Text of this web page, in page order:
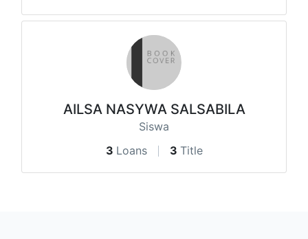
AILSA NASYWA SALSABILA
Siswa
3 Loans 3 Title